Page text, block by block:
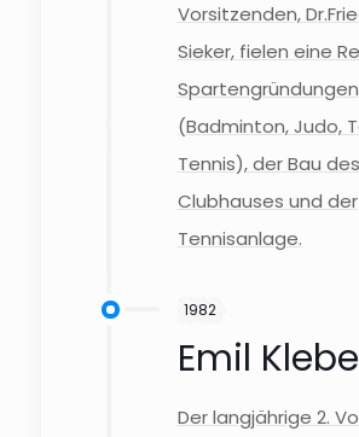
Vorsitzenden,
Sieker, fielen eine
Spartengründungen
(Badminton, Judo,
Tennis), der Bau des
Clubhauses und der
Tennisanlage.
1982
Emil
Der langjährige 2.